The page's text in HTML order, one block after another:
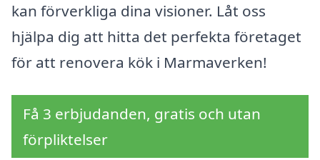
kan förverkliga dina visioner. Låt oss
hjälpa dig att hitta det perfekta företaget
för att renovera kök i Marmaverken!
Få 3 erbjudanden, gratis och utan
förpliktelser